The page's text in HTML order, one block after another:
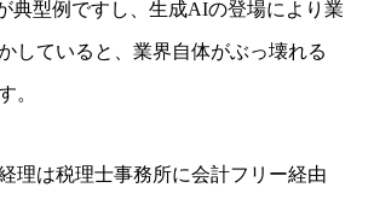
典型例ですし、生成AIの登場により業
していると、業界自体がぶっ壊れる
。
理は税理士事務所に会計フリー経由